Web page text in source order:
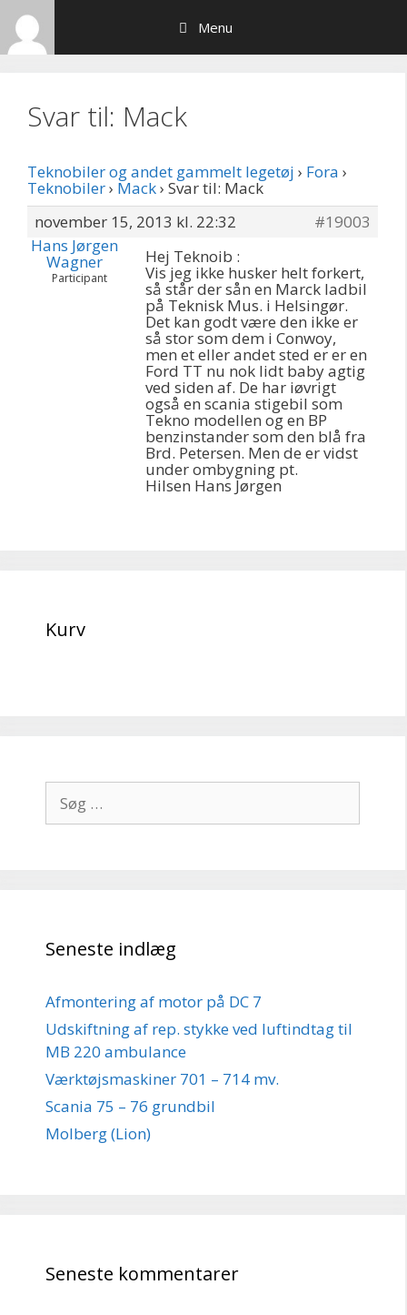
Hop
indhold
Menu
Svar til: Mack
Teknobiler og andet gammelt legetøj › Fora ›
Teknobiler› Mack› Svar til: Mack
november 15, 2013 kl. 22:32
#19003
Hans Jørgen
Wagner
Participant
Hej Teknoib :
Vis jeg ikke husker helt forkert,
så står der sån en Marck ladbil
på Teknisk Mus. i Helsingør.
Det kan godt være den ikke er
så stor som dem i Conwoy,
men et eller andet sted er er en
Ford TT nu nok lidt baby agtig
ved siden af. De har iøvrigt
også en scania stigebil som
Tekno modellen og en BP
benzinstander som den blå fra
Brd. Petersen. Men de er vidst
under ombygning pt.
Hilsen Hans Jørgen
Kurv
efter:
Seneste indlæg
Afmontering af motor på DC 7
Udskiftning af rep. stykke ved luftindtag til
MB 220 ambulance
Værktøjsmaskiner 701 – 714 mv.
Scania 75 – 76 grundbil
Molberg (Lion)
Seneste kommentarer